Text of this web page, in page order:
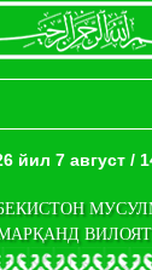
йил 7 август /